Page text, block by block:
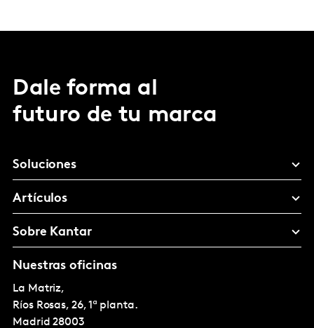
Dale forma al
futuro de tu marca
Soluciones
Artículos
Sobre Kantar
Nuestras oficinas
La Matriz,
Ríos Rosas, 26, 1ª planta.
Madrid 28003